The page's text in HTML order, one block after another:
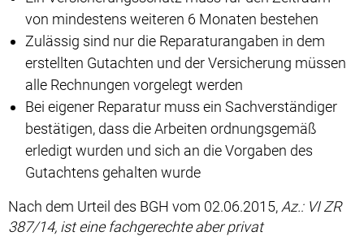
von mindestens weiteren 6 Monaten bestehen
Zulässig sind nur die Reparaturangaben in dem
erstellten Gutachten und der Versicherung müssen
alle Rechnungen vorgelegt werden
Bei eigener Reparatur muss ein Sachverständiger
bestätigen, dass die Arbeiten ordnungsgemäß
erledigt wurden und sich an die Vorgaben des
Gutachtens gehalten wurde
Nach dem Urteil des BGH vom 02.06.2015, Az.: VI ZR
387/14, ist eine fachgerechte aber privat